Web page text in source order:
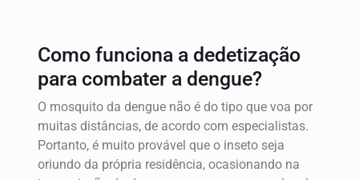
Como funciona a dedetização
para combater a dengue?
O mosquito da dengue não é do tipo que voa por
muitas distâncias, de acordo com especialistas.
Portanto, é muito provável que o inseto seja
oriundo da própria residência, ocasionando na